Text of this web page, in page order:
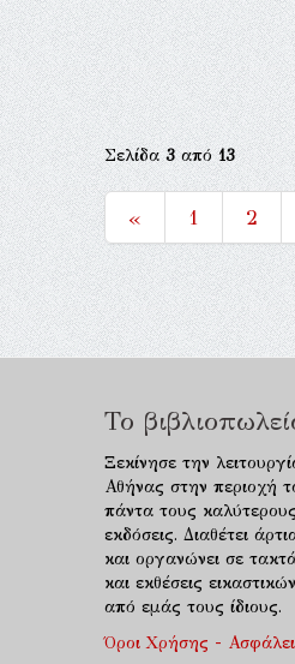
Σελίδα3από13
« 1 2
Το
Ξεκίνησε την
Αθήνας στην περιοχή
πάντα τους
εκδόσεις. Διαθέτει
και οργανώνει σε
και εκθέσεις
από εμάς τους ίδιους.
Όροι Χρήσης -